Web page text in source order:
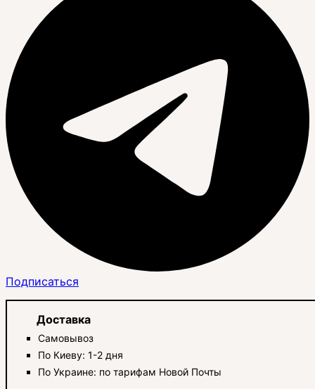
Подписаться
Доставка
Самовывоз
По Киеву: 1-2 дня
По Украине: по тарифам Новой Почты